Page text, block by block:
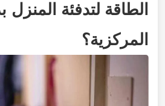
الطاقة لتدفئة المنزل
المركزية؟